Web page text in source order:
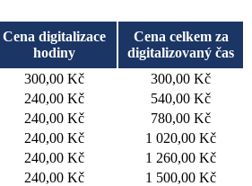
Cena digitalizace
hodiny
Cena celkem za
digitalizovaný čas
300,00 Kč
300,00 Kč
240,00 Kč
540,00 Kč
240,00 Kč
780,00 Kč
240,00 Kč
1 020,00 Kč
240,00 Kč
1 260,00 Kč
240,00 Kč 1 500,00 Kč